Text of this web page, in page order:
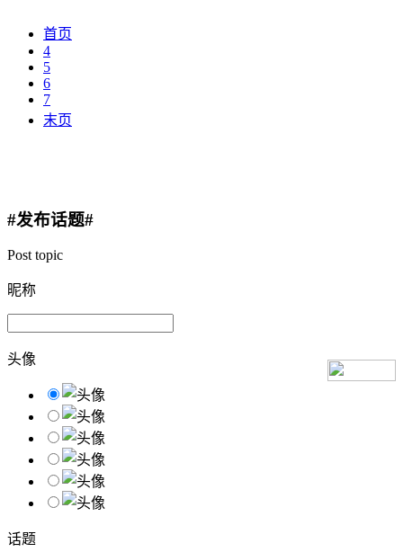
首页
4
5
6
7
末页
#发布话题#
Post topic
昵称
头像
话题